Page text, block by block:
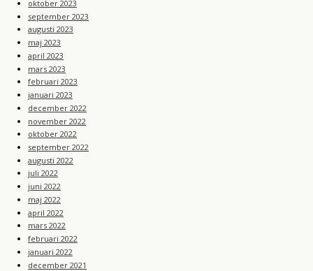
oktober 2023
september 2023
augusti 2023
maj 2023
april 2023
mars 2023
februari 2023
januari 2023
december 2022
november 2022
oktober 2022
september 2022
augusti 2022
juli 2022
juni 2022
maj 2022
april 2022
mars 2022
februari 2022
januari 2022
december 2021